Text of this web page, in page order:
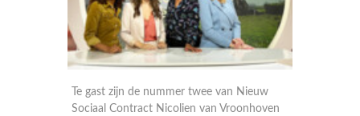
Te gast zijn de nummer twee van Nieuw
Sociaal Contract Nicolien van Vroonhoven